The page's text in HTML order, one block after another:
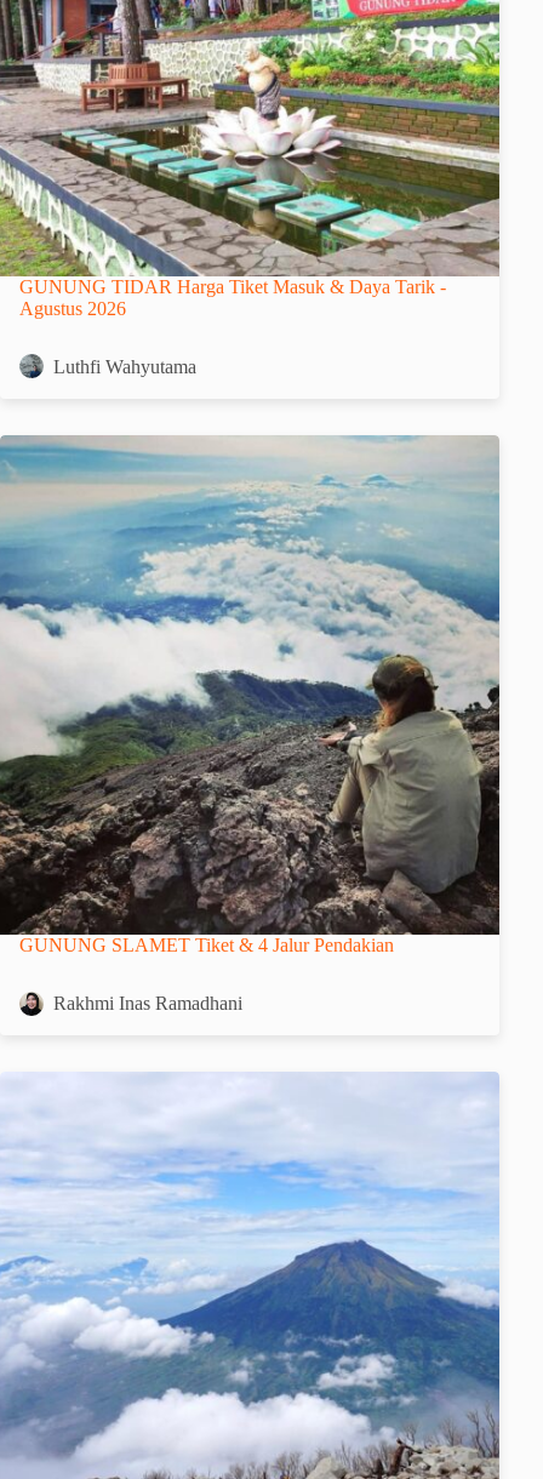
GUNUNG TIDAR Harga Tiket Masuk & Daya Tarik -
Agustus 2026
Luthfi Wahyutama
GUNUNG SLAMET Tiket & 4 Jalur Pendakian
Rakhmi Inas Ramadhani